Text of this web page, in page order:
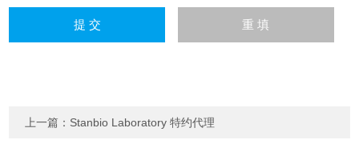
上一篇： Stanbio Laboratory 特约代理